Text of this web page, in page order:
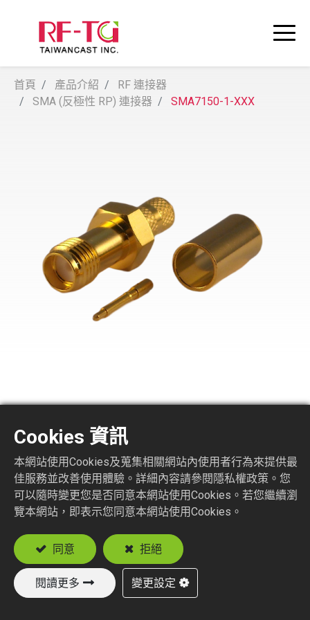
首頁 產品介紹
RF 連接器
SMA (反極性 RP) 連接器
SMA7150-1-XXX
SMA7150-1-XXX
SMA STR. JACK REVERSE POLARITY CRIMP
TYPE
Suitable Cable
RG58
RG142, RG223, RG400
加入詢價車
Cookies 資訊
本網站使用Cookies及蒐集相關網站內使用者行為來提供最
佳服務並改善使用體驗。詳細內容請參閱隱私權政策。您
可以隨時變更您是否同意本網站使用Cookies。若您繼續瀏
覽本網站，即表示您同意本網站使用Cookies。
同意 拒絕
閱讀更多 變更設定